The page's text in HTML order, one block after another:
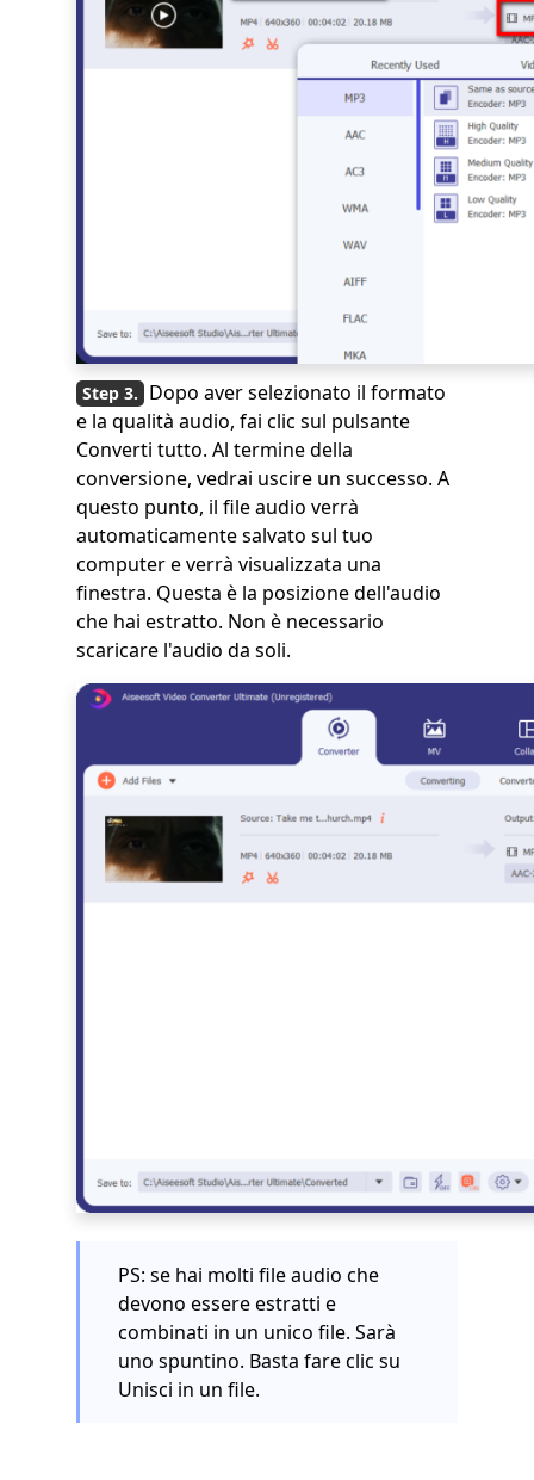
Dopo aver selezionato il formato
e la qualità audio, fai clic sul pulsante
Converti tutto. Al termine della
conversione, vedrai uscire un successo. A
questo punto, il file audio verrà
automaticamente salvato sul tuo
computer e verrà visualizzata una
finestra. Questa è la posizione dell'audio
che hai estratto. Non è necessario
scaricare l'audio da soli.
PS: se hai molti file audio che
devono essere estratti e
combinati in un unico file. Sarà
uno spuntino. Basta fare clic su
Unisci in un file.